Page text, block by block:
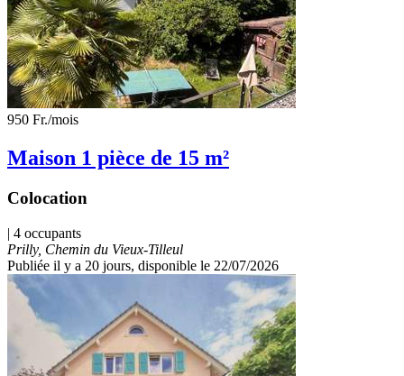
950 Fr./mois
Maison 1 pièce de 15 m²
Colocation
| 4 occupants
Prilly, Chemin du Vieux-Tilleul
Publiée il y a 20 jours, disponible le 22/07/2026